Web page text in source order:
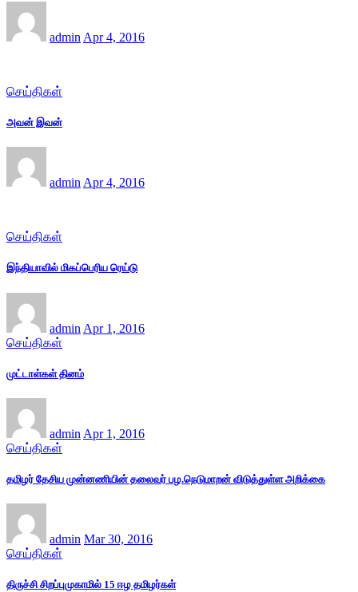
admin Apr 4, 2016
செய்திகள்
அவன் இவன்
admin Apr 4, 2016
செய்திகள்
இந்தியாவில் மிகப்பெரிய ரெய்டு
admin Apr 1, 2016
செய்திகள்
முட்டாள்கள் தினம்
admin Apr 1, 2016
செய்திகள்
தமிழர் தேசிய முன்னணியின் தலைவர் பழ.நெடுமாறன் விடுத்துள்ள அறிக்கை
admin Mar 30, 2016
செய்திகள்
திருச்சி சிறப்புமுகாமில் 15 ஈழ தமிழர்கள்